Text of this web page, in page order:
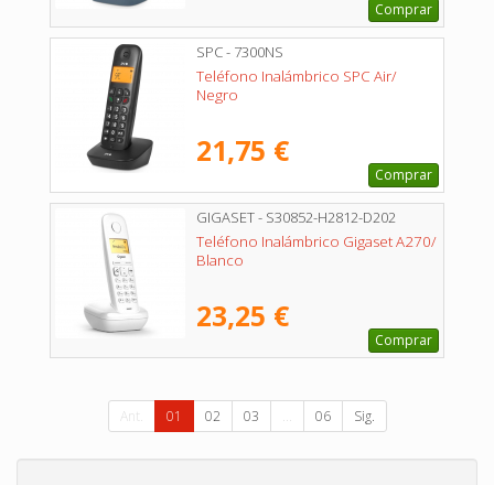
Comprar
SPC - 7300NS
Teléfono Inalámbrico SPC Air/
Negro
21,75 €
Comprar
GIGASET - S30852-H2812-D202
Teléfono Inalámbrico Gigaset A270/
Blanco
23,25 €
Comprar
Ant. 01 02 03 ... 06 Sig.